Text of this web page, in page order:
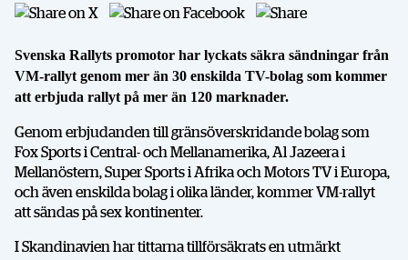
Svenska Rallyts promotor har lyckats säkra sändningar från
VM-rallyt genom mer än 30 enskilda TV-bolag som kommer
att erbjuda rallyt på mer än 120 marknader.
Genom erbjudanden till gränsöverskridande bolag som
Fox Sports i Central- och Mellanamerika, Al Jazeera i
Mellanöstern, Super Sports i Afrika och Motors TV i Europa,
och även enskilda bolag i olika länder, kommer VM-rallyt
att sändas på sex kontinenter.
I Skandinavien har tittarna tillförsäkrats en utmärkt